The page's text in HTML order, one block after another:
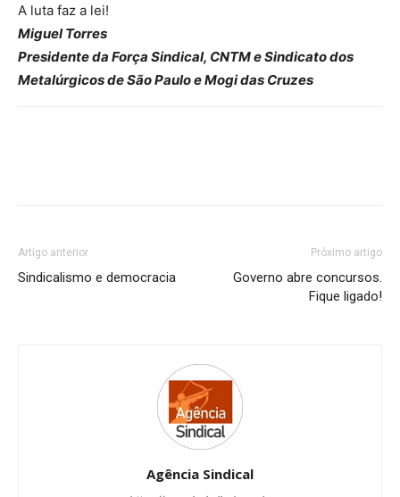
A luta faz a lei!
Miguel Torres
Presidente da Força Sindical, CNTM e Sindicato dos
Metalúrgicos de São Paulo e Mogi das Cruzes
Artigo anterior
Sindicalismo e democracia
Próximo artigo
Governo abre concursos.
Fique ligado!
Agência Sindical